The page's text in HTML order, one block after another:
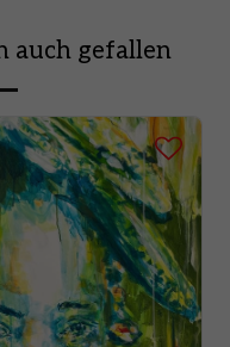
auch gefallen